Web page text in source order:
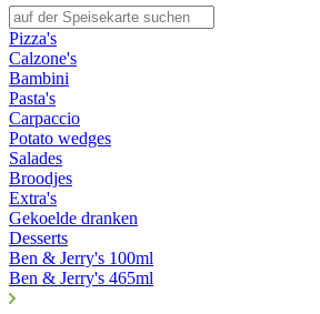
Pizza's
Calzone's
Bambini
Pasta's
Carpaccio
Potato wedges
Salades
Broodjes
Extra's
Gekoelde dranken
Desserts
Ben & Jerry's 100ml
Ben & Jerry's 465ml